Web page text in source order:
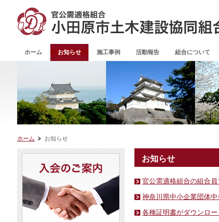
ホーム お知らせ 施工事例 活動報告 組合について
ホーム お知らせ
お知らせ
官公需適格組合の組合
神奈川県中小企業団体
各種証明書がダウンロ